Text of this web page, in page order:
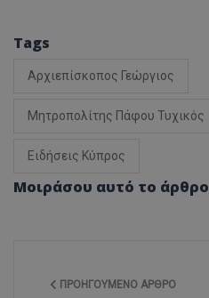
Tags
Αρχιεπίσκοπος Γεώργιος
Μητροπολίτης Πάφου Τυχικός
Ειδήσεις Κύπρος
Μοιράσου αυτό το άρθρο
ΠΡΟΗΓΟΎΜΕΝΟ ΆΡΘΡΟ